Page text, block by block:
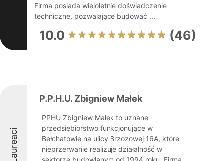
Firma posiada wieloletnie doświadczenie
techniczne, pozwalające budować ...
10.0 (46)
Laureaci
P.P.H.U. Zbigniew Małek
PPHU Zbigniew Małek to uznane
przedsiębiorstwo funkcjonujące w
Bełchatowie na ulicy Brzozowej 16A, które
nieprzerwanie realizuje działalność w
sektorze budowlanym od 1994 roku. Firma